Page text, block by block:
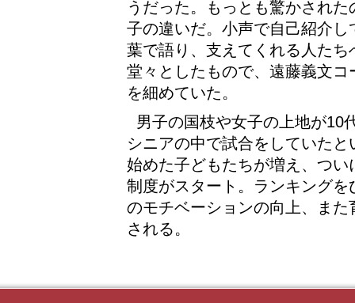
うだった。もっとも驚かされ
子の違いだ。小声で自己紹介
葉で語り、支えてくれる人た
堂々としたもので、遠藤義文
を細めていた。
男子の国枝や女子の上地が10
シニアの中で試合をしていた
始めた子どもたちが増え、つ
制度がスタート。ランキング
のモチベーションの向上、ま
される。